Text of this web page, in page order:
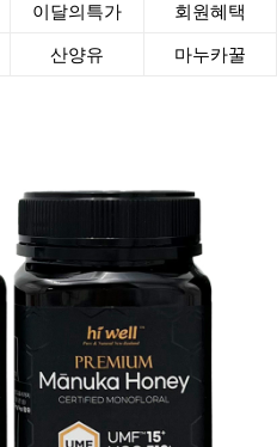
이달의특가 회원혜택
산양유 마누카꿀